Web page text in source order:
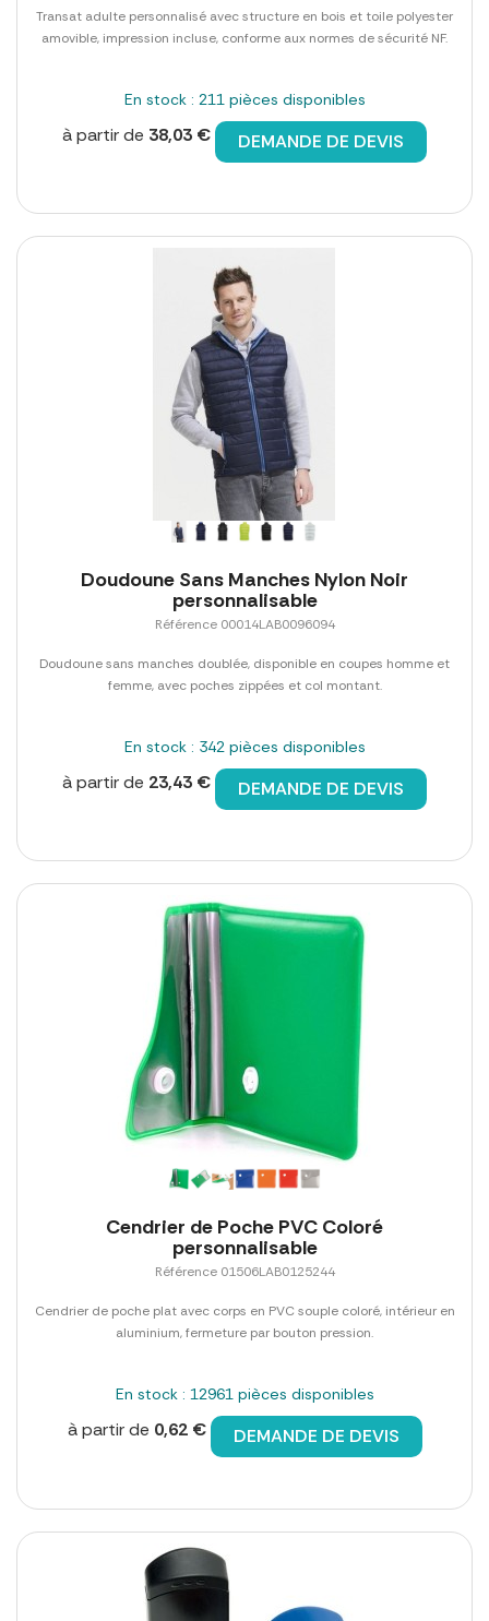
Transat adulte personnalisé avec structure en bois et toile polyester
amovible, impression incluse, conforme aux normes de sécurité NF.
En stock : 211 pièces disponibles
à partir de 38,03 € DEMANDE DE DEVIS
Doudoune Sans Manches Nylon Noir
personnalisable
Référence 00014LAB0096094
Doudoune sans manches doublée, disponible en coupes homme et
femme, avec poches zippées et col montant.
En stock : 342 pièces disponibles
à partir de 23,43 € DEMANDE DE DEVIS
Cendrier de Poche PVC Coloré
personnalisable
Référence 01506LAB0125244
Cendrier de poche plat avec corps en PVC souple coloré, intérieur en
aluminium, fermeture par bouton pression.
En stock : 12961 pièces disponibles
à partir de 0,62 € DEMANDE DE DEVIS